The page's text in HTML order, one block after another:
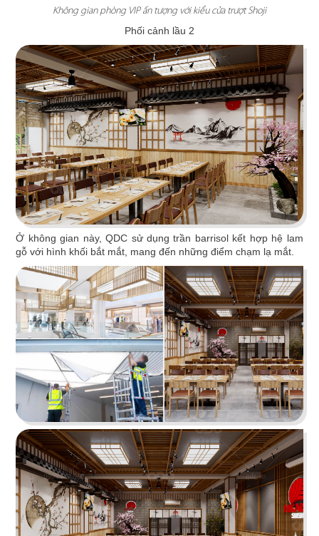
Nghệ thuật sắp đặt tinh tế cùng 3 sắc màu xanh,
cam, vàng tạo nên không gian đậm chất Thái
Chi tiết
OJIGI BAR
Thiết kế lấy cảm hứng từ nhịp điệu biển cả với
hiệu ứng sóng nước tạo ra sự tương phản mới lạ
Chi tiết
Không gian phòng VIP ấn tượng với kiểu cửa trượt Shoji
Phối cảnh lầu 2
Ở không gian này, QDC sử dụng trần barrisol kết hợp hệ lam
gỗ với hình khối bắt mắt, mang đến những điểm chạm lạ mắt.